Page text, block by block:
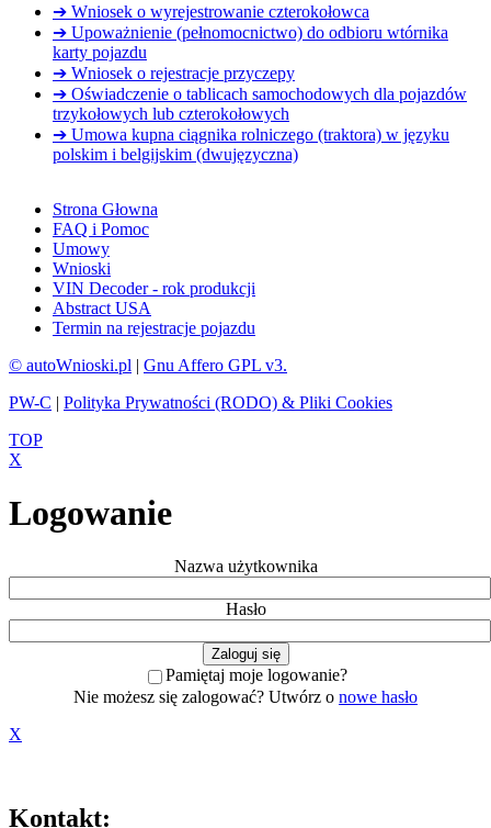
➔ Wniosek o wyrejestrowanie czterokołowca
➔ Upoważnienie (pełnomocnictwo) do odbioru wtórnika
karty pojazdu
➔ Wniosek o rejestracje przyczepy
➔ Oświadczenie o tablicach samochodowych dla pojazdów
trzykołowych lub czterokołowych
➔ Umowa kupna ciągnika rolniczego (traktora) w języku
polskim i belgijskim (dwujęzyczna)
Strona Głowna
FAQ i Pomoc
Umowy
Wnioski
VIN Decoder - rok produkcji
Abstract USA
Termin na rejestracje pojazdu
© autoWnioski.pl | Gnu Affero GPL v3.
PW-C | Polityka Prywatności (RODO) & Pliki Cookies
TOP
X
Logowanie
Nazwa użytkownika
Hasło
Pamiętaj moje logowanie?
Nie możesz się zalogować? Utwórz o nowe hasło
X
Kontakt: